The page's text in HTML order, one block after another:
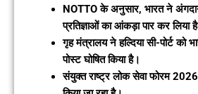
NOTTO के अनुसार, भारत ने
प्रतिज्ञाओं का आंकड़ा पार कर लिया
गृह मंत्रालय ने हल्दिया सी-पोर्ट को
पोस्ट घोषित किया है।
संयुक्त राष्ट्र लोक सेवा फोरम